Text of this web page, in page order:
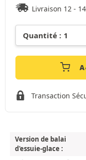
Livraison 12 -
Transaction
Version de balai
d'essuie-glace :